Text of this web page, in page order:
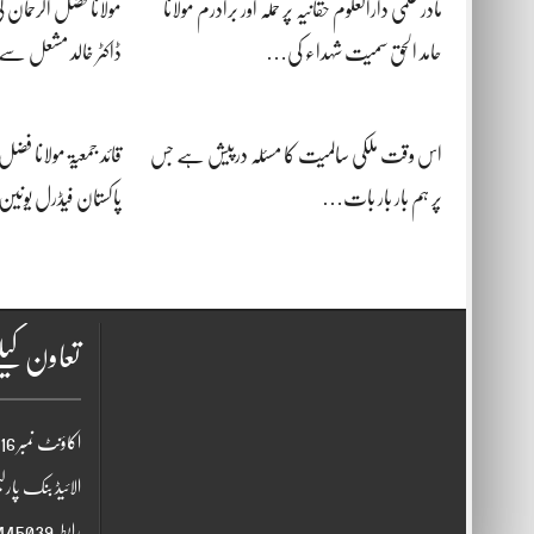
مادر علمی دارالعلوم حقانیہ پر حملہ اور برادرم مولانا
حامد الحق سمیت شہداء کی…
مولانا فضل
ڈاکٹر خالد مشعل
اس وقت ملکی سالمیت کا مسئلہ درپیش ہے جس
پر ہم بار بار بات…
قائد جمعیۃ مولانا
پاکستان فیڈرل
تعاون
اکاؤنٹ نمبر 0010038512580016
الائیڈ بنک